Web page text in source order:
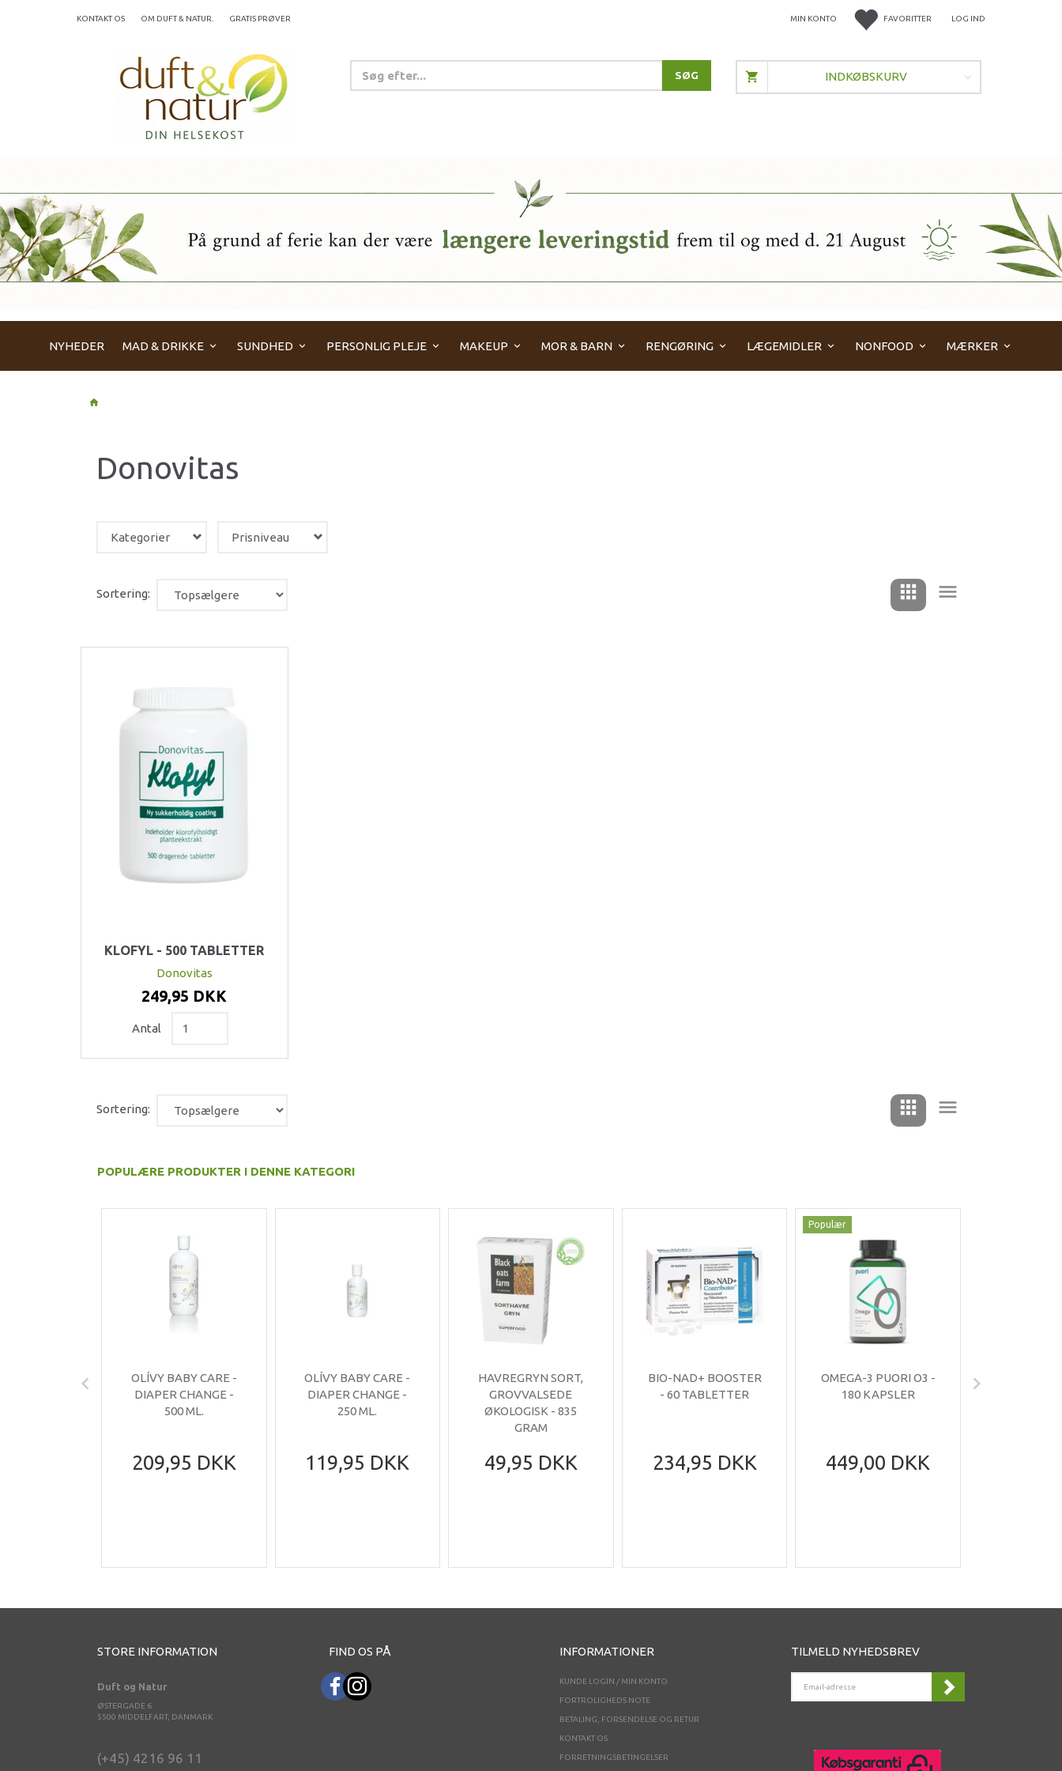
FAVORITTER LOG IND
MIN KONTO
KONTAKT OS OM DUFT & NATUR. GRATIS PRØVER
SØG INDKØBSKURV
NYHEDER MAD & DRIKKE SUNDHED PERSONLIG PLEJE MAKEUP MOR & BARN RENGØRING LÆGEMIDLER NONFOOD MÆRKER
Donovitas
Kategorier Prisniveau
Sortering:
KLOFYL - 500 TABLETTER
Donovitas
249,95 DKK
Antal
Sortering:
POPULÆRE PRODUKTER I DENNE KATEGORI
OLÍVY BABY CARE -
DIAPER CHANGE -
500 ML.
209,95 DKK
OLÍVY BABY CARE -
DIAPER CHANGE -
250 ML.
119,95 DKK
HAVREGRYN SORT,
GROVVALSEDE
ØKOLOGISK - 835
GRAM
49,95 DKK
BIO-NAD+ BOOSTER
- 60 TABLETTER
234,95 DKK
Populær
OMEGA-3 PUORI O3 -
180 KAPSLER
449,00 DKK
STORE INFORMATION
Duft og Natur
ØSTERGADE 6
5500 MIDDELFART, DANMARK
(+45) 4216 96 11
FIND OS PÅ INFORMATIONER
KUNDE LOGIN / MIN KONTO
FORTROLIGHEDS NOTE
BETALING, FORSENDELSE OG RETUR
KONTAKT OS
FORRETNINGSBETINGELSER
TILMELD NYHEDSBREV
ADRESSE